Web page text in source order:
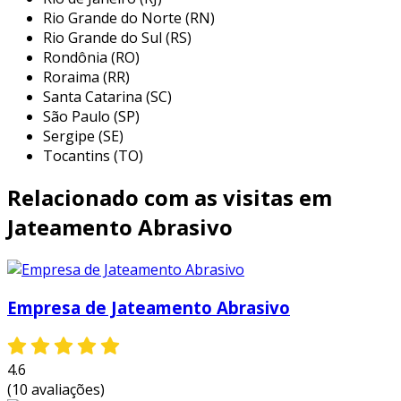
indústria metalúrgica:utilizado para
limpar peças metálicas, remover ferrugem
e preparar superfícies antes da pintura
ou revestimento.
indústria de construção:
trabalhos de restauração, limpeza de
fachadas e remoção de tintas e outros
setor automotivo:usado na preparação
de carrocerias e componentes de veículos,
para pintura.
e tratar superfícies de madeira,
proporcionando um acabamento de alta
qualidade antes do verniz ou pintura.
essas aplicações destacam a relevância do jato
Rio Grande do Norte (RN)
Rio Grande do Sul (RS)
Rondônia (RO)
Roraima (RR)
Santa Catarina (SC)
São Paulo (SP)
Sergipe (SE)
Tocantins (TO)
Relacionado com as visitas em
Jateamento Abrasivo
Empresa de Jateamento Abrasivo
4.6
(10 avaliações)